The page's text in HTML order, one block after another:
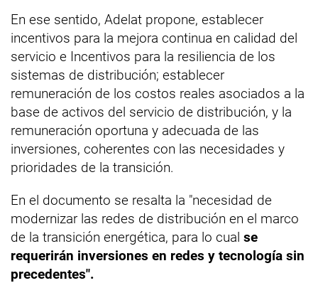
En ese sentido, Adelat propone, establecer
incentivos para la mejora continua en calidad del
servicio e Incentivos para la resiliencia de los
sistemas de distribución; establecer
remuneración de los costos reales asociados a la
base de activos del servicio de distribución, y la
remuneración oportuna y adecuada de las
inversiones, coherentes con las necesidades y
prioridades de la transición.
En el documento se resalta la "necesidad de
modernizar las redes de distribución en el marco
de la transición energética, para lo cual se
requerirán inversiones en redes y tecnología sin
precedentes".